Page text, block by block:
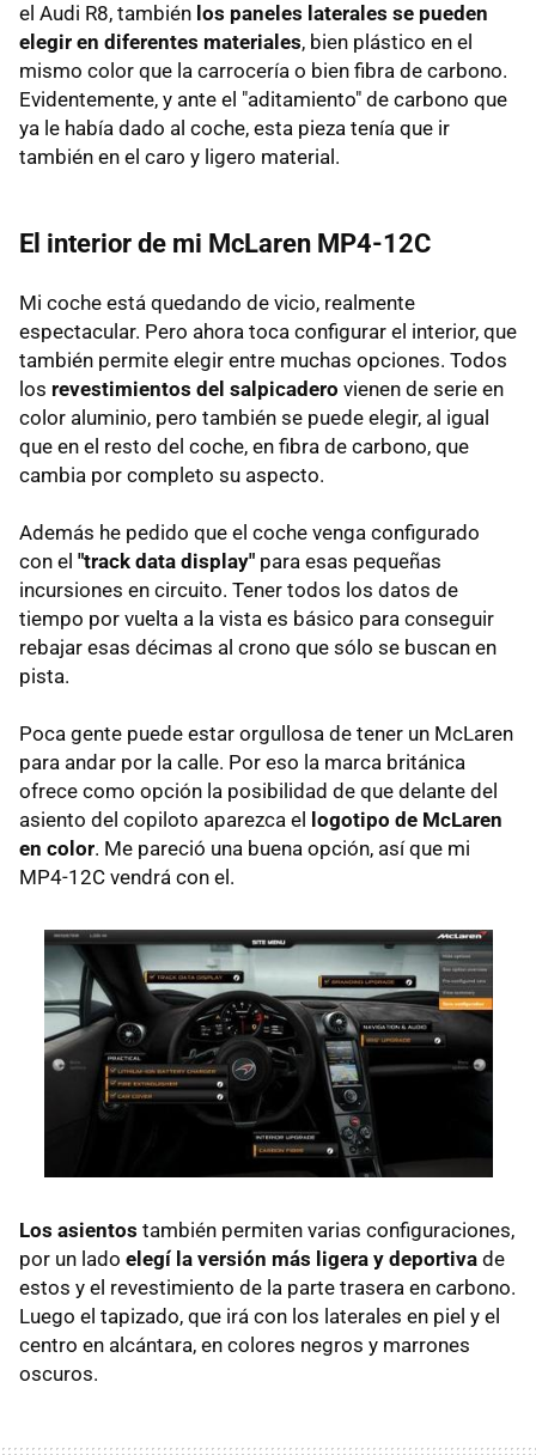
el Audi R8, también los paneles laterales se pueden
elegir en diferentes materiales, bien plástico en el
mismo color que la carrocería o bien fibra de carbono.
Evidentemente, y ante el "aditamiento" de carbono que
ya le había dado al coche, esta pieza tenía que ir
también en el caro y ligero material.
El interior de mi McLaren MP4-12C
Mi coche está quedando de vicio, realmente
espectacular. Pero ahora toca configurar el interior, que
también permite elegir entre muchas opciones. Todos
los revestimientos del salpicadero vienen de serie en
color aluminio, pero también se puede elegir, al igual
que en el resto del coche, en fibra de carbono, que
cambia por completo su aspecto.
Además he pedido que el coche venga configurado
con el "track data display" para esas pequeñas
incursiones en circuito. Tener todos los datos de
tiempo por vuelta a la vista es básico para conseguir
rebajar esas décimas al crono que sólo se buscan en
pista.
Poca gente puede estar orgullosa de tener un McLaren
para andar por la calle. Por eso la marca británica
ofrece como opción la posibilidad de que delante del
asiento del copiloto aparezca el
logotipo de McLaren
en color. Me pareció una buena opción, así que mi
MP4-12C vendrá con el.
Los asientos también permiten varias configuraciones,
por un lado elegí la versión más ligera y deportiva de
estos y el revestimiento de la parte trasera en carbono.
Luego el tapizado, que irá con los laterales en piel y el
centro en alcántara, en colores negros y marrones
oscuros.